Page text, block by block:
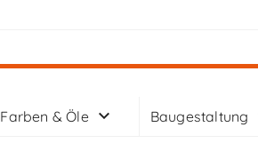
Farben & Öle Baugestaltung